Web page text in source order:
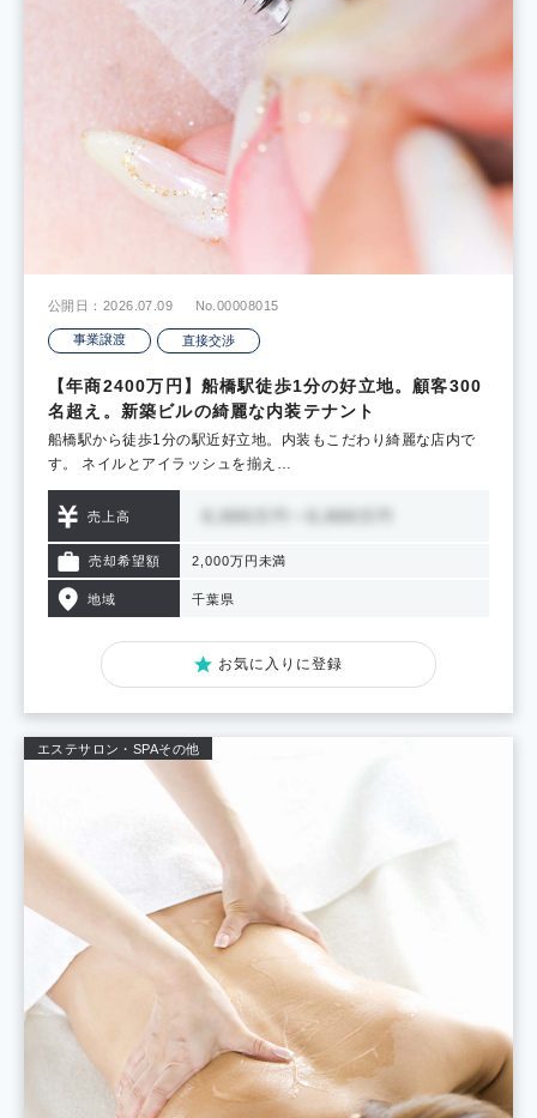
公開日：2026.07.09 No.00008015
事業譲渡 直接交渉
【年商2400万円】船橋駅徒歩1分の好立地。顧客300
名超え。新築ビルの綺麗な内装テナント
船橋駅から徒歩1分の駅近好立地。内装もこだわり綺麗な店内で
す。 ネイルとアイラッシュを揃え…
売上高
売却希望額 2,000万円未満
地域 千葉県
お気に入りに登録
エステサロン・SPAその他